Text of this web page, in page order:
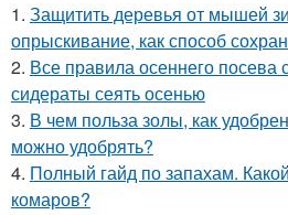
1. Защитить деревья от мышей
опрыскивание, как способ
2. Все правила осеннего посева
сидераты сеять осенью
3. В чем польза золы, как
можно удобрять?
4. Полный гайд по запахам.
комаров?